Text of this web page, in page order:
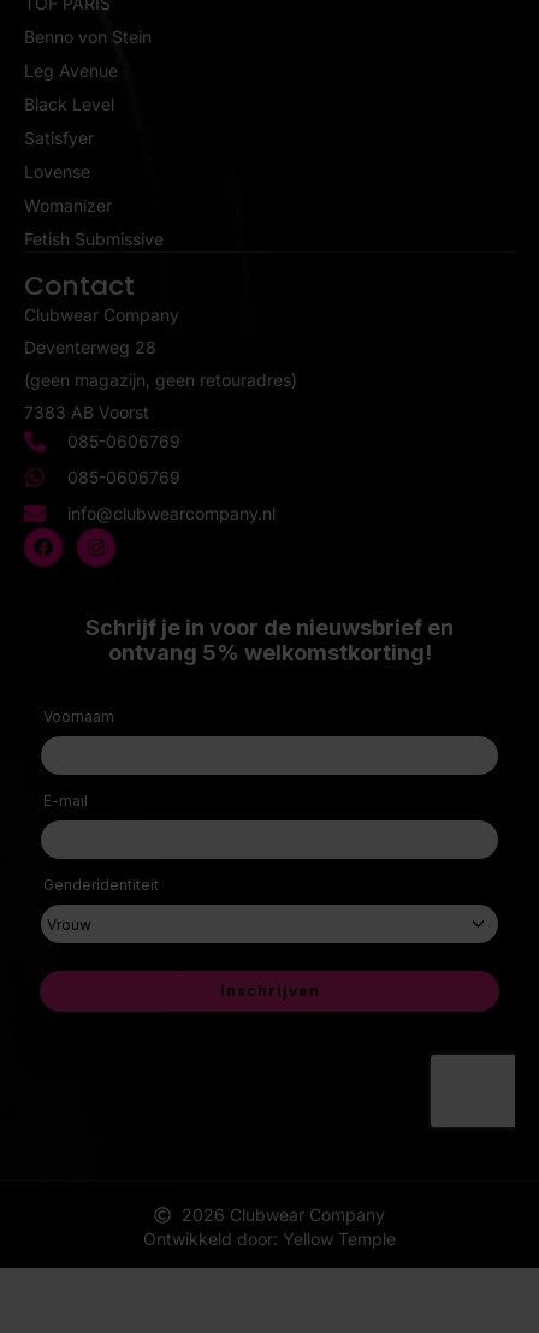
Benno von Stein
Leg Avenue
Black Level
Satisfyer
Lovense
Womanizer
Fetish Submissive
Contact
Clubwear Company
Deventerweg 28
(geen magazijn, geen retouradres)
7383 AB Voorst
085-0606769
085-0606769
info@clubwearcompany.nl
2026 Clubwear Company
Ontwikkeld door: Yellow Temple